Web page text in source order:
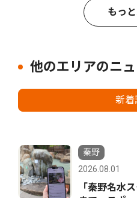
もっ
他のエリアのニ
新着
秦野
2026.08.01
「秦野名水